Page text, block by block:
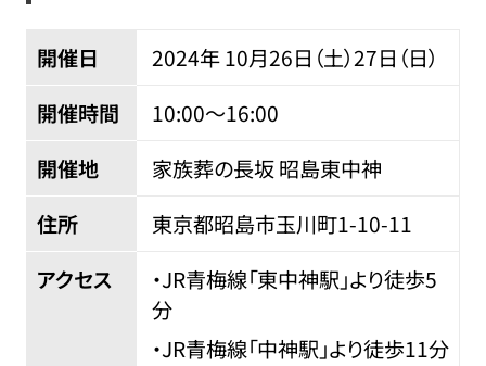
開催日 2024年 10月26日（土）27日（日）
開催時間
10:00〜16:00
開催地
家族葬の長坂 昭島東中神
住所
東京都昭島市玉川町1-10-11
アクセス
・JR青梅線「東中神駅」より徒歩5
分
・JR青梅線「中神駅」より徒歩11分